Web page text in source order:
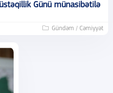
Günü münasibətilə
Gündəm / Cəmiyyət